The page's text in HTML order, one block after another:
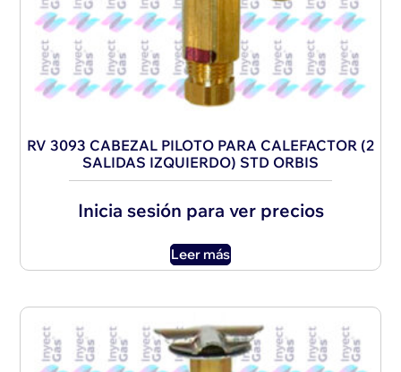
RV 3093 CABEZAL PILOTO PARA CALEFACTOR (2
SALIDAS IZQUIERDO) STD ORBIS
Inicia sesión para ver precios
Leer más